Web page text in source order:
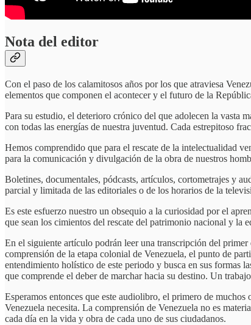
Nota del editor
Con el paso de los calamitosos años por los que atraviesa
elementos que componen el acontecer y el futuro de la
Para su estudio, el deterioro crónico del que adolecen la vasta
con todas las energías de nuestra juventud. Cada estrepitoso
Hemos comprendido que para el rescate de la intelectualidad
para la comunicación y divulgación de la obra de nuestros
Boletines, documentales, pódcasts, artículos, cortometrajes y
parcial y limitada de las editoriales o de los horarios de la
Es este esfuerzo nuestro un obsequio a la curiosidad por el
que sean los cimientos del rescate del patrimonio nacional y la
En el siguiente artículo podrán leer una transcripción del primer
comprensión de la etapa colonial de Venezuela, el punto de
entendimiento holístico de este periodo y busca en sus formas
que comprende el deber de marchar hacia su destino. Un
Esperamos entonces que este audiolibro, el primero de
Venezuela necesita. La comprensión de Venezuela no es
cada día en la vida y obra de cada uno de sus ciudadanos.